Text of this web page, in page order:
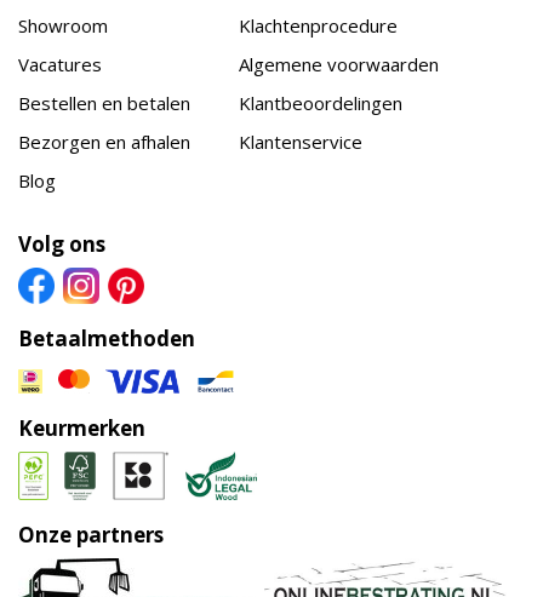
Showroom
Vacatures
Bestellen en betalen
Bezorgen en afhalen
Blog
Klachtenprocedure
Algemene voorwaarden
Klantbeoordelingen
Klantenservice
Volg ons
Betaalmethoden
Keurmerken
Onze partners